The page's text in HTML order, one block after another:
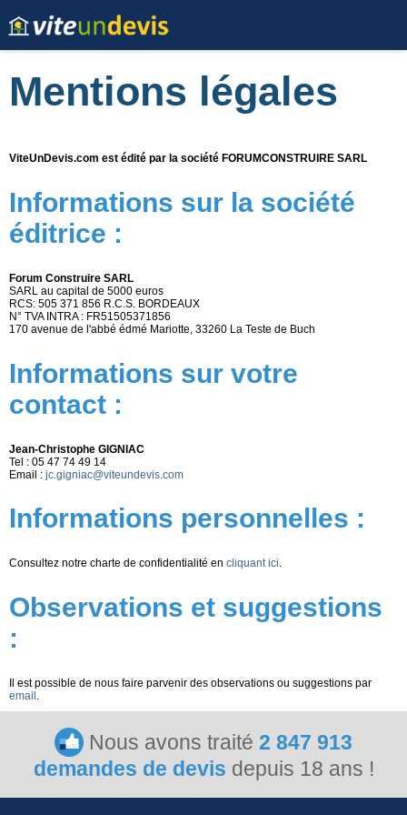
Mentions légales
ViteUnDevis.com est édité par la société FORUMCONSTRUIRE SARL
Informations sur la société
éditrice :
Forum Construire SARL
SARL au capital de 5000 euros
RCS: 505 371 856 R.C.S. BORDEAUX
N° TVA INTRA : FR51505371856
170 avenue de l'abbé édmé Mariotte, 33260 La Teste de Buch
Informations sur votre
contact :
Jean-Christophe GIGNIAC
Tel : 05 47 74 49 14
Email : jc.gigniac@viteundevis.com
Informations personnelles :
Consultez notre charte de confidentialité en cliquant ici.
Observations et suggestions
:
Il est possible de nous faire parvenir des observations ou suggestions par
email .
Nous avons traité 2 847 913
demandes de devis depuis 18 ans !